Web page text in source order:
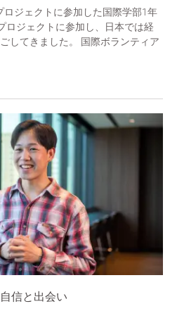
ジェクトに参加した国際学部1年
ロジェクトに参加し、日本では経
してきました。 国際ボランティア
信と出会い